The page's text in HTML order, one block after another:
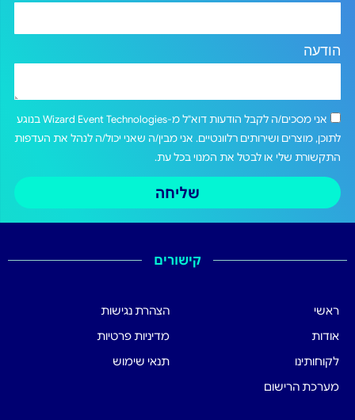
הודעה
אני מסכים/ה לקבל הודעות דוא"ל מ-Wizard Event Technologies בנוגע
לתוכן, מוצרים ושירותים רלוונטיים. אני מבין/ה שאני יכול/ה לנהל את העדפות
התקשורת שלי או לבטל את המנוי בכל עת.
שליחה
קישורים
ראשי
אודות
לקוחותינו
מערכת הרישום
הצהרת נגישות
מדיניות פרטיות
תנאי שימוש